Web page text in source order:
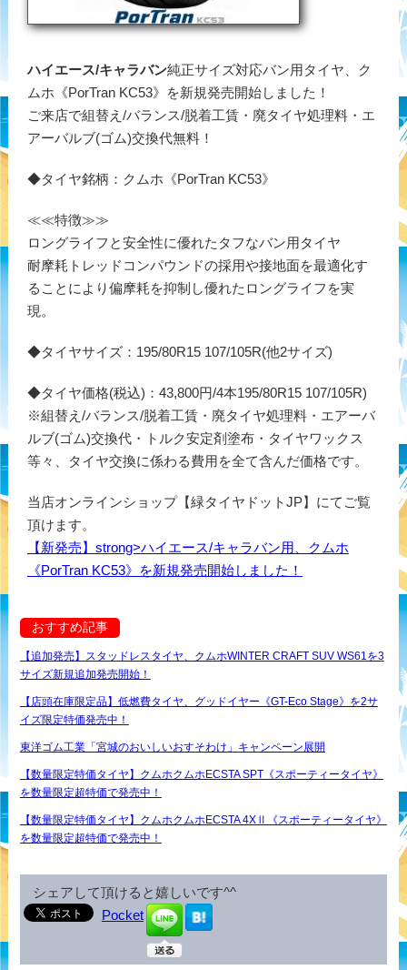
ハイエース/キャラバン純正サイズ対応バン用タイヤ、ク
ムホ《PorTran KC53》を新規発売開始しました！
ご来店で組替え/バランス/脱着工賃・廃タイヤ処理料・エ
アーバルブ(ゴム)交換代無料！
◆タイヤ銘柄：クムホ《PorTran KC53》
≪≪特徴≫≫
ロングライフと安全性に優れたタフなバン用タイヤ
耐摩耗トレッドコンパウンドの採用や接地面を最適化す
ることにより偏摩耗を抑制し優れたロングライフを実
現。
◆タイヤサイズ：195/80R15 107/105R(他2サイズ)
◆タイヤ価格(税込)：43,800円/4本195/80R15 107/105R)
※組替え/バランス/脱着工賃・廃タイヤ処理料・エアーバ
ルブ(ゴム)交換代・トルク安定剤塗布・タイヤワックス
等々、タイヤ交換に係わる費用を全て含んだ価格です。
当店オンラインショップ【緑タイヤドットJP】にてご覧
頂けます。
【新発売】strong>ハイエース/キャラバン用、クムホ
《PorTran KC53》を新規発売開始しました！
おすすめ記事
【追加発売】スタッドレスタイヤ、クムホWINTER CRAFT SUV WS61を3
サイズ新規追加発売開始！
【店頭在庫限定品】低燃費タイヤ、グッドイヤー《GT-Eco Stage》を2サ
イズ限定特価発売中！
東洋ゴム工業「宮城のおいしいおすそわけ」キャンペーン展開
【数量限定特価タイヤ】クムホクムホECSTA SPT《スポーティータイヤ》
を数量限定超特価で発売中！
【数量限定特価タイヤ】クムホクムホECSTA 4XⅡ《スポーティータイヤ》
を数量限定超特価で発売中！
シェアして頂けると嬉しいです^^
Pocket